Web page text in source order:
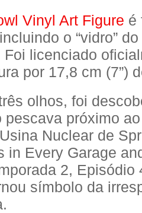
Vinyl Art Figure é
o “vidro”
Foi licenciado
por 17,8 cm (7”)
olhos, foi
pescava próximo
Nuclear de
in Every Garage
2, Episódio
símbolo da